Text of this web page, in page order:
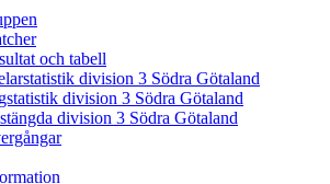
och tabell
division 3 Södra Götaland
division 3 Södra Götaland
division 3 Södra Götaland